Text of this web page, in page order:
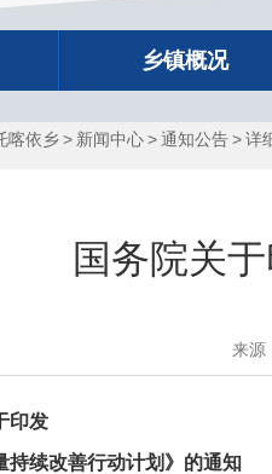
乡镇概况
喀依乡> 新闻中心>通知公告>详
国务院关
来源
印发
持续改善行动计划》的通知